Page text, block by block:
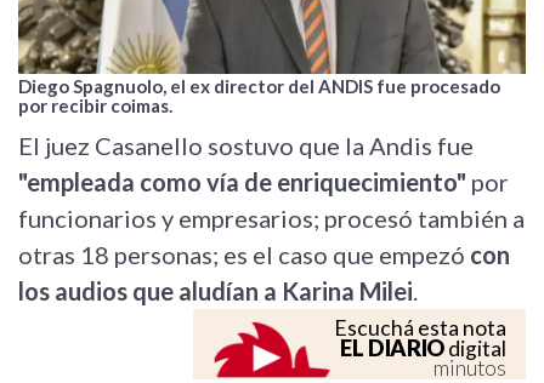
Diego Spagnuolo, el ex director del ANDIS fue procesado
por recibir coimas.
El juez Casanello sostuvo que la Andis fue
"empleada como vía de enriquecimiento" por
funcionarios y empresarios; procesó también a
otras 18 personas; es el caso que empezó con
los audios que aludían a Karina Milei.
Escuchá esta nota
EL DIARIOdigital
minutos